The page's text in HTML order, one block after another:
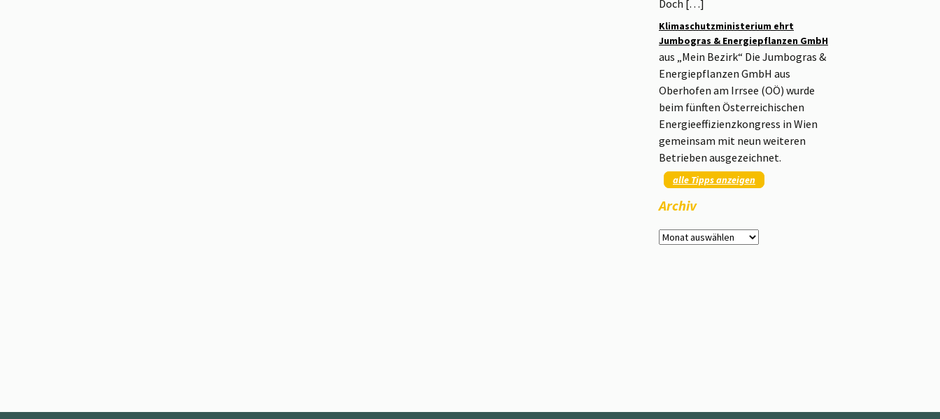
Doch […]
Klimaschutzministerium ehrt
Jumbogras & Energiepflanzen GmbH
aus „Mein Bezirk“ Die Jumbogras &
Energiepflanzen GmbH aus
Oberhofen am Irrsee (OÖ) wurde
beim fünften Österreichischen
Energieeffizienzkongress in Wien
gemeinsam mit neun weiteren
Betrieben ausgezeichnet.
alle Tipps anzeigen
Archiv
Archiv